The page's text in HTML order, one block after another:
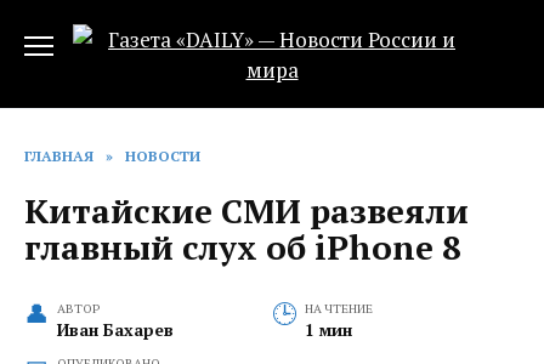
ГЛАВНАЯ » НОВОСТИ
Китайские СМИ развеяли
главный слух об iPhone 8
АВТОР
Иван Бахарев
НА ЧТЕНИЕ
1 мин